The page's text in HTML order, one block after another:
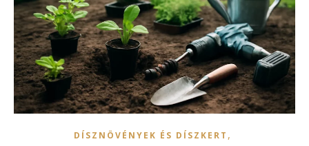
DÍSZNÖVÉNYEK ÉS DÍSZKERT ,